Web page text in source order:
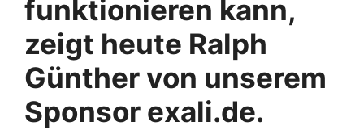
funktionieren kann,
zeigt heute Ralph
Günther von unserem
Sponsor exali.de.